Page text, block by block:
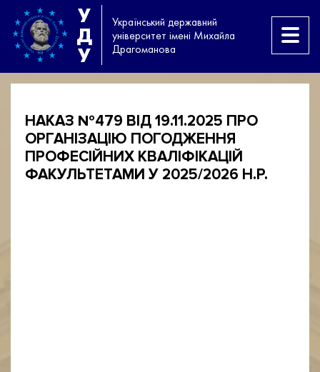
У
Д
У
Український державний
університет імені Михайла
Драгоманова
НАКАЗ №479 ВІД 19.11.2025 ПРО
ОРГАНІЗАЦІЮ ПОГОДЖЕННЯ
ПРОФЕСІЙНИХ КВАЛІФІКАЦІЙ
ФАКУЛЬТЕТАМИ У 2025/2026 Н.Р.